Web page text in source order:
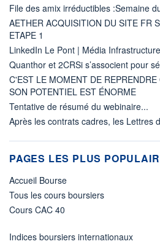
File des amix irréductibles :Semaine
AETHER ACQUISITION DU SITE FR
ETAPE 1
LinkedIn Le Pont | Média
Quanthor et 2CRSi s’associent pour
C'EST LE MOMENT DE
SON POTENTIEL EST ÉNORME
Tentative de résumé du webinaire...
Après les contrats cadres, les Lettres
PAGES LES PLUS
Accueil Bourse
Tous les cours boursiers
Cours CAC 40
Indices boursiers internationaux